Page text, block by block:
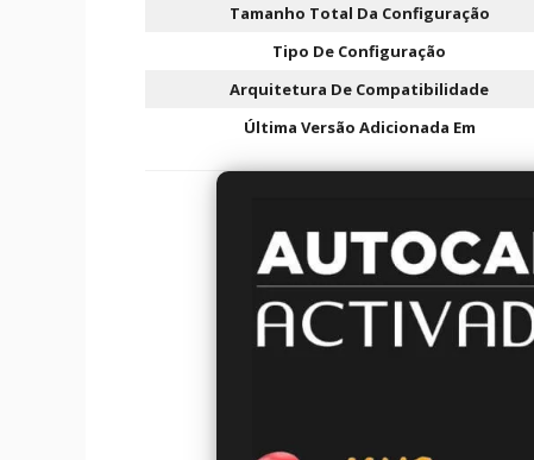
Tamanho Total Da Configuração
Tipo De Configuração
Arquitetura De Compatibilidade
Última Versão Adicionada Em